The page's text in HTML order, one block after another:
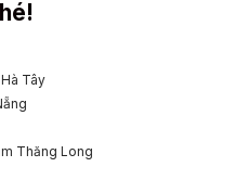
Tây
Thăng Long